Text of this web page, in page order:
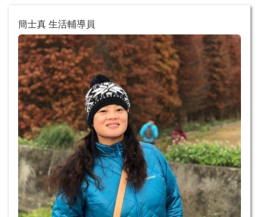
簡士真 生活輔導員